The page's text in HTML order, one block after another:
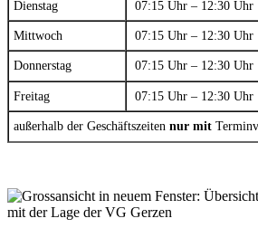
Dienstag 07:15 Uhr – 12:30 Uhr
Mittwoch 07:15 Uhr – 12:30 Uhr
Donnerstag 07:15 Uhr – 12:30 Uhr
Freitag 07:15 Uhr – 12:30 Uhr
außerhalb der Geschäftszeiten nur mit